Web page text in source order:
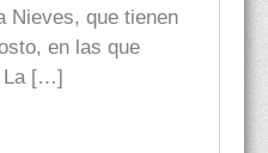
Nieves, que tienen
en las que
La […]